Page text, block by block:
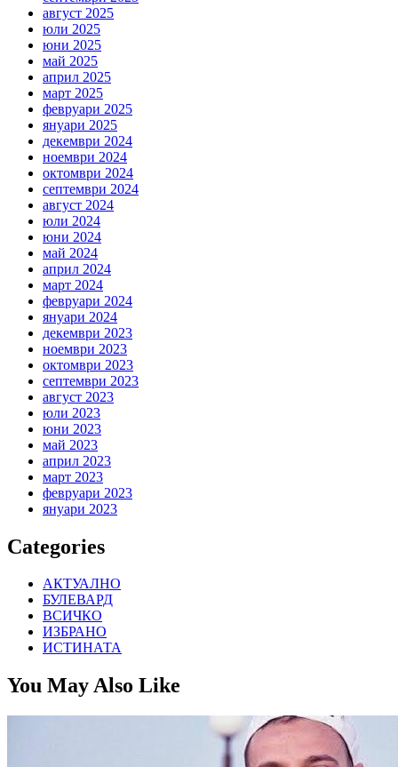
август 2025
юли 2025
юни 2025
май 2025
април 2025
март 2025
февруари 2025
януари 2025
декември 2024
ноември 2024
октомври 2024
септември 2024
август 2024
юли 2024
юни 2024
май 2024
април 2024
март 2024
февруари 2024
януари 2024
декември 2023
ноември 2023
октомври 2023
септември 2023
август 2023
юли 2023
юни 2023
май 2023
април 2023
март 2023
февруари 2023
януари 2023
Categories
АКТУАЛНО
БУЛЕВАРД
ВСИЧКО
ИЗБРАНО
ИСТИНАТА
You May Also Like